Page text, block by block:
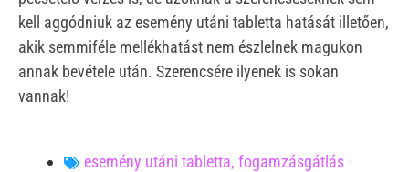
kell aggódniuk az esemény utáni tabletta hatását illetően,
akik semmiféle mellékhatást nem észlelnek magukon
annak bevétele után. Szerencsére ilyenek is sokan
vannak!
esemény utáni tabletta, fogamzásgátlás